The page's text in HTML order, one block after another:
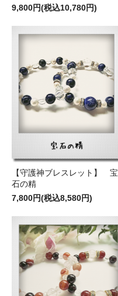
9,800円(税込10,780円)
【守護神ブレスレット】 宝
石の精
7,800円(税込8,580円)